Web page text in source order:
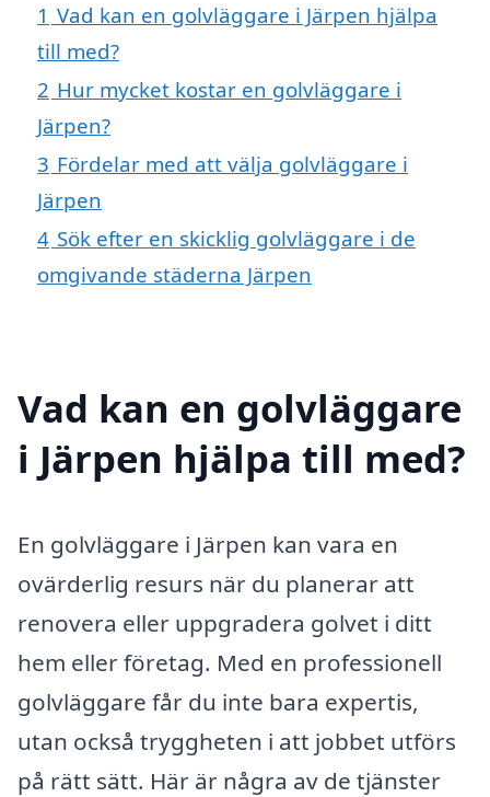
1 Vad kan en golvläggare i Järpen hjälpa
till med?
2 Hur mycket kostar en golvläggare i
Järpen?
3 Fördelar med att välja golvläggare i
Järpen
4 Sök efter en skicklig golvläggare i de
omgivande städerna Järpen
Vad kan en golvläggare
i Järpen hjälpa till med?
En golvläggare i Järpen kan vara en
ovärderlig resurs när du planerar att
renovera eller uppgradera golvet i ditt
hem eller företag. Med en professionell
golvläggare får du inte bara expertis,
utan också tryggheten i att jobbet utförs
på rätt sätt. Här är några av de tjänster